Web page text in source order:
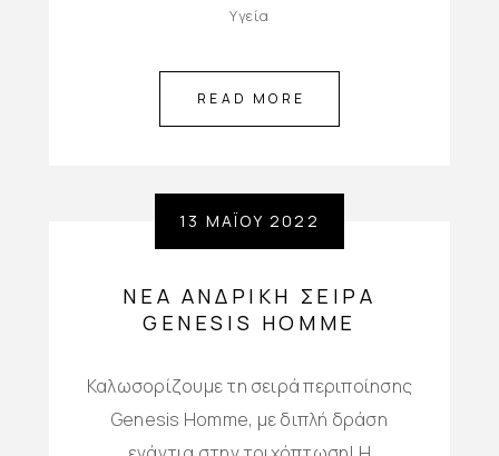
Υγεία
READ MORE
13 ΜΑΪ́ΟΥ 2022
ΝΕΑ ΑΝΔΡΙΚΉ ΣΕΙΡΆ
GENESIS HOMME
Καλωσορίζουμε τη σειρά περιποίησης
Genesis Homme, με διπλή δράση